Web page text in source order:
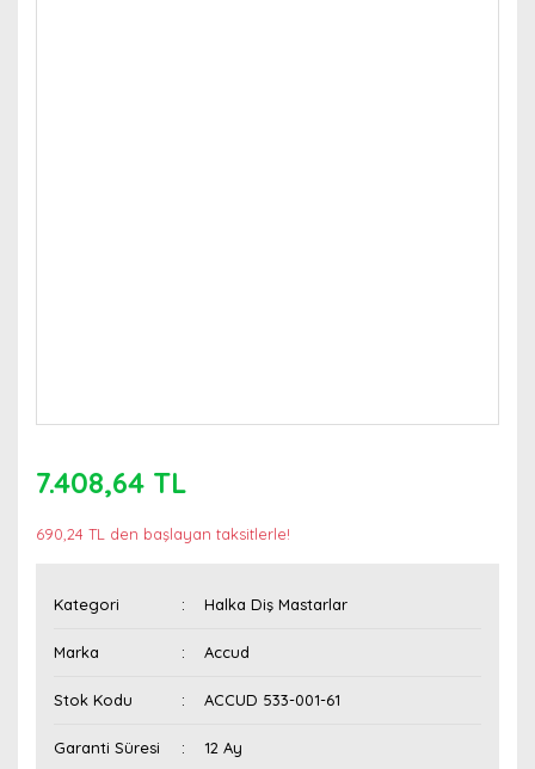
7.408,64 TL
690,24 TL den başlayan taksitlerle!
Kategori Halka Diş Mastarlar
Marka Accud
Stok Kodu ACCUD 533-001-61
Garanti Süresi 12 Ay